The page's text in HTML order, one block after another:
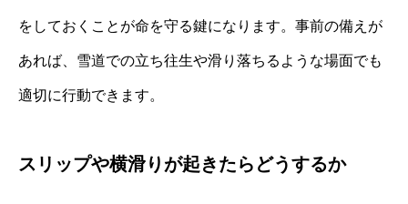
をしておくことが命を守る鍵になります。事前の備えが
あれば、雪道での立ち往生や滑り落ちるような場面でも
適切に行動できます。
スリップや横滑りが起きたらどうするか